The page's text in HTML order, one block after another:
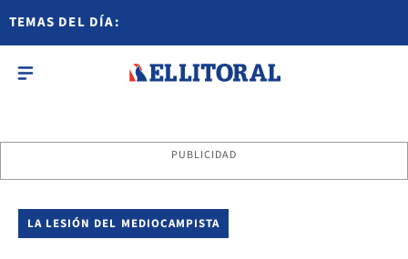
TEMAS DEL DÍA:
PUBLICIDAD
LA LESIÓN DEL MEDIOCAMPISTA